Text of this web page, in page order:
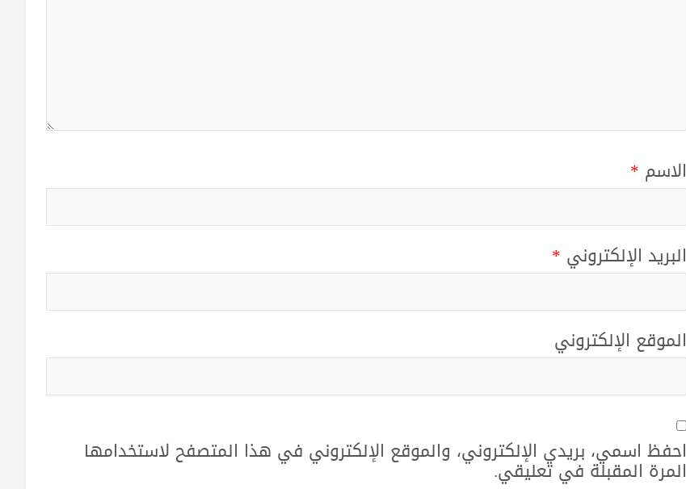
الاسم *
البريد الإلكتروني *
الموقع الإلكتروني
احفظ اسمي، بريدي الإلكتروني، والموقع الإلكتروني في هذا المتصفح لاستخدامها
المرة المقبلة في تعليقي.